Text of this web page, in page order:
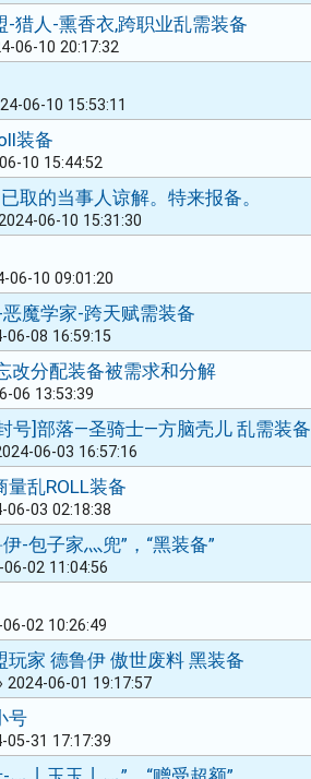
-猎人-熏香衣,跨职业乱需装备
06-10 20:17:32
06-10 15:53:11
装备
10 15:44:52
取的当事人谅解。特来报备。
2024-06-10 15:31:30
06-10 09:01:20
魔学家-跨天赋需装备
06-08 16:59:15
改分配装备被需求和分解
06 13:53:39
号]部落—圣骑士—方脑壳儿 乱需装备
06-03 16:57:16
量乱ROLL装备
06-03 02:18:38
-包子家灬兜”，“黑装备”
06-02 11:04:56
02 10:26:49
玩家 德鲁伊 傲世废料 黑装备
2024-06-01 19:17:57
号
05-31 17:17:39